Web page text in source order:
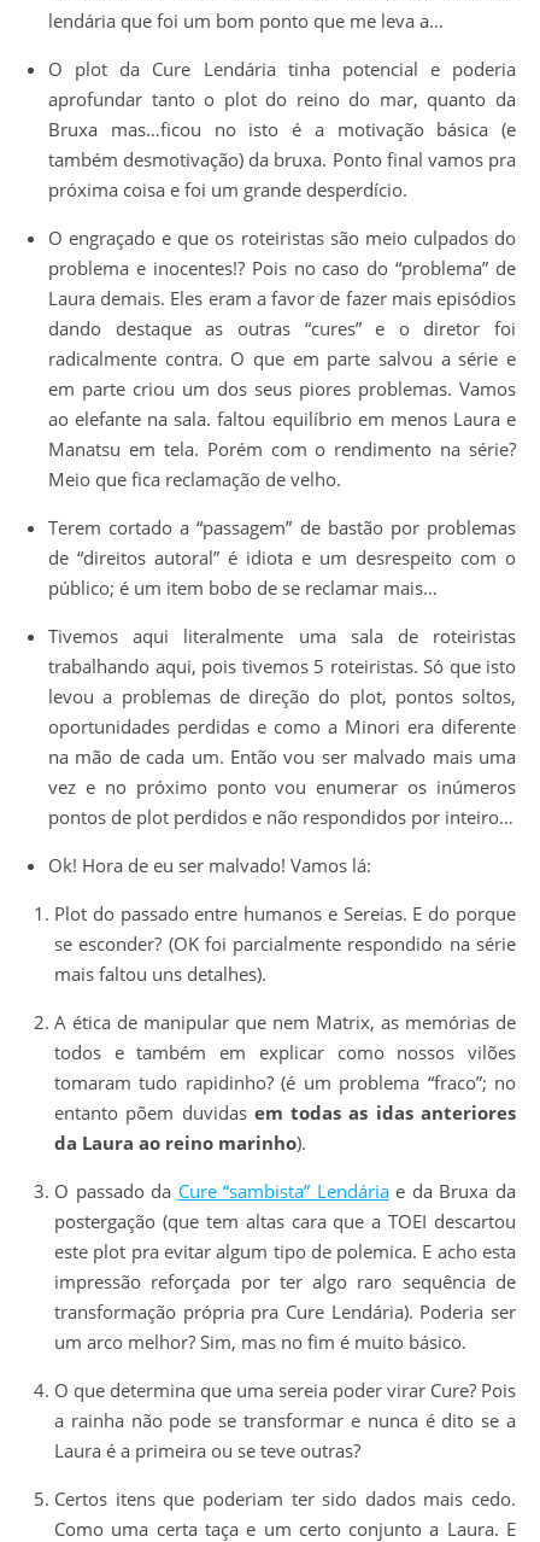
lendária que foi um bom ponto que me leva a…
O plot da Cure Lendária tinha potencial e poderia
aprofundar tanto o plot do reino do mar, quanto da
Bruxa mas…ficou no isto é a motivação básica (e
também desmotivação) da bruxa. Ponto final vamos pra
próxima coisa e foi um grande desperdício.
O engraçado e que os roteiristas são meio culpados do
problema e inocentes!? Pois no caso do “problema” de
Laura demais. Eles eram a favor de fazer mais episódios
dando destaque as outras “cures” e o diretor foi
radicalmente contra. O que em parte salvou a série e
em parte criou um dos seus piores problemas. Vamos
ao elefante na sala. faltou equilíbrio em menos Laura e
Manatsu em tela. Porém com o rendimento na série?
Meio que fica reclamação de velho.
Terem cortado a “passagem” de bastão por problemas
de “direitos autoral” é idiota e um desrespeito com o
público; é um item bobo de se reclamar mais…
Tivemos aqui literalmente uma sala de roteiristas
trabalhando aqui, pois tivemos 5 roteiristas. Só que isto
levou a problemas de direção do plot, pontos soltos,
oportunidades perdidas e como a Minori era diferente
na mão de cada um. Então vou ser malvado mais uma
vez e no próximo ponto vou enumerar os inúmeros
pontos de plot perdidos e não respondidos por inteiro…
Ok! Hora de eu ser malvado! Vamos lá:
Plot do passado entre humanos e Sereias. E do porque
se esconder? (OK foi parcialmente respondido na série
mais faltou uns detalhes).
A ética de manipular que nem Matrix, as memórias de
todos e também em explicar como nossos vilões
tomaram tudo rapidinho? (é um problema “fraco”; no
entanto põem duvidas em todas as idas anteriores
da Laura ao reino marinho).
O passado da Cure “sambista” Lendáriae da Bruxa da
postergação (que tem altas cara que a TOEI descartou
este plot pra evitar algum tipo de polemica. E acho esta
impressão reforçada por ter algo raro sequência de
transformação própria pra Cure Lendária). Poderia ser
um arco melhor? Sim, mas no fim é muito básico.
O que determina que uma sereia poder virar Cure? Pois
a rainha não pode se transformar e nunca é dito se a
Laura é a primeira ou se teve outras?
Certos itens que poderiam ter sido dados mais cedo.
Como uma certa taça e um certo conjunto a Laura. E